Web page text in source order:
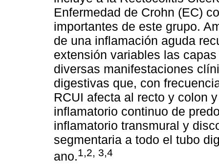
Enfermedad de Crohn (EC)
importantes de este grupo.
de una inflamación aguda
extensión variables las
diversas manifestaciones
digestivas que, con
RCUI afecta al recto y colon
inflamatorio continuo de
inflamatorio transmural y
segmentaria a todo el tubo
ano.1,2, 3,4